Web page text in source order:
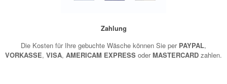
Zahlung
Die Kosten für Ihre gebuchte Wäsche können Sie per PAYPAL,
VORKASSE, VISA, AMERICAM EXPRESS oderMASTERCARD zahlen.